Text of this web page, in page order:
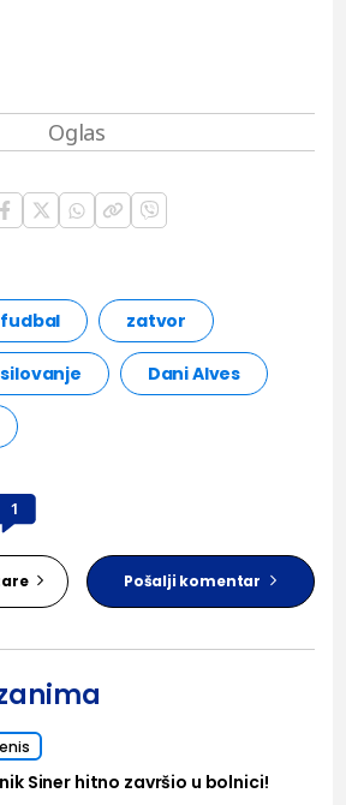
fudbal zatvor
silovanje Dani Alves
1
Pošalji komentar
Siner hitno završio u bolnici!